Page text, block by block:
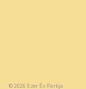
© 2026 Ezer Év Parkja